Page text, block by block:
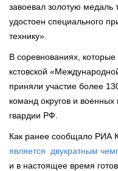
завоевал золотую
удостоен специального
технику».
В соревнованиях,
кстовской
приняли участие более
команд округов и военных
гвардии РФ.
Как ранее сообщало РИА
является двукратным
и в настоящее время